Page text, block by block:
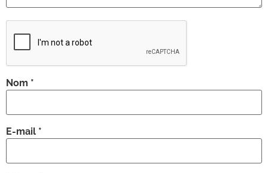
Nom *
E-mail *